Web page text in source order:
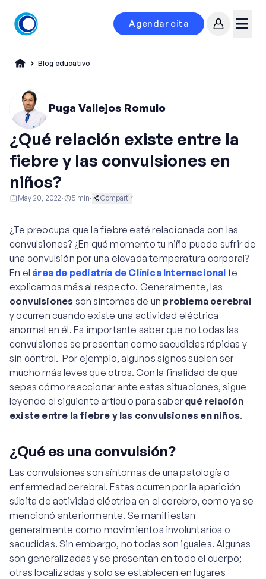
Agendar cita
Blog educativo
Puga Vallejos Romulo
¿Qué relación existe entre la
fiebre y las convulsiones en
niños?
May 20, 2022· 5 min· Compartir
¿Te preocupa que la fiebre esté relacionada con las
convulsiones? ¿En qué momento tu niño puede sufrir de
una convulsión por una elevada temperatura corporal?
En el área de pediatría de Clínica Internacionalte
explicamos más al respecto. Generalmente, las
convulsiones son síntomas de un problema cerebral
y ocurren cuando existe una actividad eléctrica
anormal en él. Es importante saber que no todas las
convulsiones se presentan como sacudidas rápidas y
sin control. Por ejemplo, algunos signos suelen ser
mucho más leves que otros. Con la finalidad de que
sepas cómo reaccionar ante estas situaciones, sigue
leyendo el siguiente artículo para saber qué relación
existe entre la fiebre y las convulsiones en niños.
¿Qué es una convulsión?
Las convulsiones son síntomas de una patología o
enfermedad cerebral. Estas ocurren por la aparición
súbita de actividad eléctrica en el cerebro, como ya se
mencionó anteriormente. Se manifiestan
generalmente como movimientos involuntarios o
sacudidas. Sin embargo, no todas son iguales. Algunas
son generalizadas y se presentan en todo el cuerpo;
otras localizadas y solo se establecen en lugares